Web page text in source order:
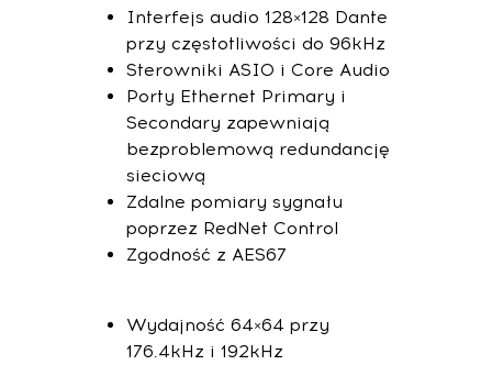
Interfejs audio 128×128 Dante
przy częstotliwości do 96kHz
Sterowniki ASIO i Core Audio
Porty Ethernet Primary i
Secondary zapewniają
bezproblemową redundancję
sieciową
Zdalne pomiary sygnału
poprzez RedNet Control
Zgodność z AES67
Wydajność 64×64 przy
176.4kHz i 192kHz